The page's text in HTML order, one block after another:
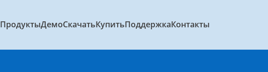
ПродуктыДемоСкачатьКупитьПоддержкаКонтакты